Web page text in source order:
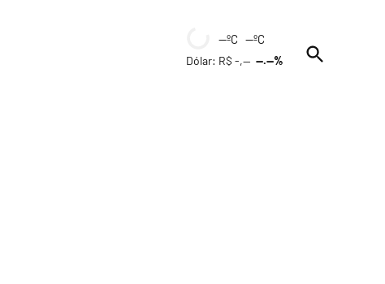
--ºC --ºC
Dólar: R$ -,----.--%
Open
Search